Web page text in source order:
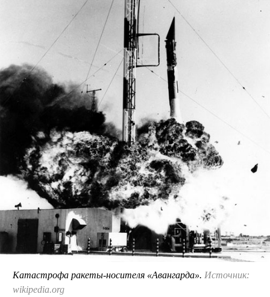
Катастрофа ракеты-носителя «Авангарда». Источник:
wikipedia.org